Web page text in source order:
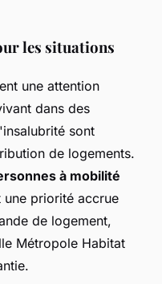
les situations
une attention
dans des
sont
de logements.
à mobilité
une priorité accrue
de logement,
Métropole Habitat